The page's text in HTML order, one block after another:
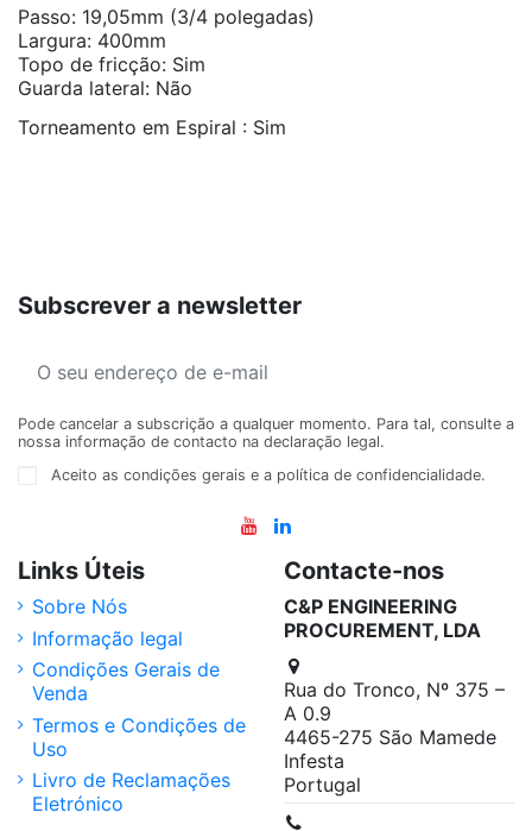
Passo: 19,05mm (3/4 polegadas)
Largura: 400mm
Topo de fricção: Sim
Guarda lateral: Não
Torneamento em Espiral : Sim
Subscrever a newsletter
Pode cancelar a subscrição a qualquer momento. Para tal, consulte a
nossa informação de contacto na declaração legal.
Aceito as condições gerais e a política de confidencialidade.
Links Úteis
Sobre Nós
Informação legal
Condições Gerais de
Venda
Termos e Condições de
Uso
Livro de Reclamações
Eletrónico
Contacte-nos
C&P ENGINEERING
PROCUREMENT, LDA
Rua do Tronco, Nº 375 –
A 0.9
4465-275 São Mamede
Infesta
Portugal